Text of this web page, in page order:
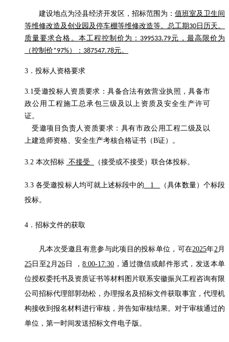
建设地点为泾县经济开发区 ， 招标范围为： 值班室及卫生间
等维修改造及创业园及停车棚等维修改造等。 总工期 30 日历天 。
质量要求合格 。 本工程控制价为： 399533.79元，最高限价为
（控制价*97%）： 387547.78元。
3． 投标人资格要求
3.1受邀投标人资质要求 ：具备合法有效营业执照 ，具备市
政公用工程施工总承包三级及以上资质及安全生产许可
证 。
受邀项目负责人资质要求 ： 具有市政公用工程 二级及以
上建造师资格、 安全生产考核合格证书（B证）。
3.2 本次招标 不接受 （接受或不接受）联合体投标。
3.3 各受邀投标人均可就上述标段中的 1
（具体数量）个标段
投标。
4．招标文件的获取
凡本次受邀且有意参与此项目的投标单位 ，可在2025年2月
25 日至2 月26 日 ，8:00-17:30 ，通过微信或邮件形式 ， 发送本单
位授权委托书及资质证书等材料图片联系安徽振兴工程咨询有限
公司招标代理部郭劲松，办理报名及招标文件获取事宜 ， 代理机
构接收到报名材料进行审核，并告知审核结果。对于审核通过的
单位 ， 第一时间发送招标文件电子版。